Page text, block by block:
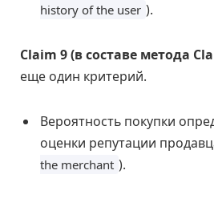
history of the user ).
Claim 9 (в составе метода
еще один критерий.
Вероятность покупки
оценки репутации
the merchant ).